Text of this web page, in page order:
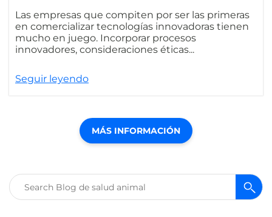
Las empresas que compiten por ser las primeras
en comercializar tecnologías innovadoras tienen
mucho en juego. Incorporar procesos
innovadores, consideraciones éticas...
Seguir leyendo
MÁS INFORMACIÓN
Buscar: